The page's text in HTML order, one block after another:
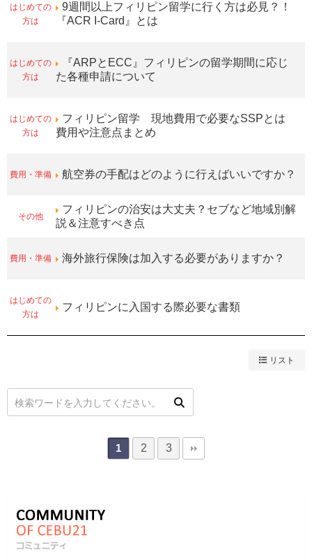
はじめての
方は
9週間以上フィリピン留学に行く方は必見？！
『ACR I-Card』とは
はじめての
方は
『ARPとECC』フィリピンの留学期間に応じ
た各種申請について
はじめての
方は
フィリピン留学 現地費用で必要なSSPとは
費用や注意点まとめ
費用・準備 航空券の手配はどのように行えばいいですか？
その他
フィリピンの治安は大丈夫？セブなど地域別解
説＆注意すべき点
費用・準備 海外旅行保険は加入する必要がありますか？
はじめての
方は
フィリピンに入国する際必要な書類
リスト
1 2 3